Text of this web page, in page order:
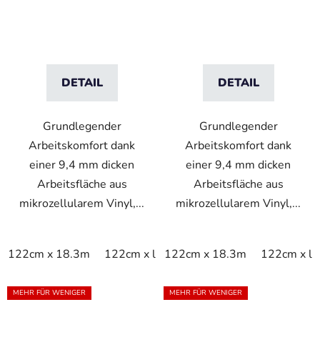
DETAIL
Grundlegender
Arbeitskomfort dank
einer 9,4 mm dicken
Arbeitsfläche aus
mikrozellularem Vinyl,...
122cm x 18.3m 122cm x linm 60cm x 18.3m 60cm x
DETAIL
Grundlegender
Arbeitskomfort dank
einer 9,4 mm dicken
Arbeitsfläche aus
mikrozellularem Vinyl,...
122cm x 18.3m 122cm x
MEHR FÜR WENIGER MEHR FÜR WENIGER